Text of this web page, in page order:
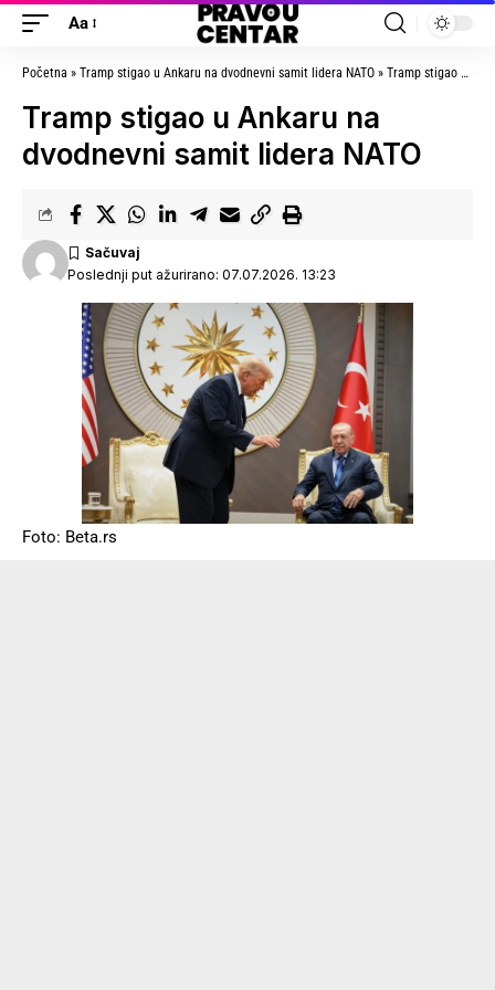
Aa
Početna » Tramp stigao u Ankaru na dvodnevni samit lidera NATO » Tramp stigao u Ankaru na dvodnevni samit lidera NATO
Tramp stigao u Ankaru na
dvodnevni samit lidera NATO
Poslednji put ažurirano: 07.07.2026. 13:23
Foto: Beta.rs